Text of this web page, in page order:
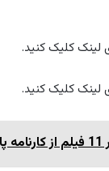
لینک کلیک کنید.
لینک کلیک کنید.